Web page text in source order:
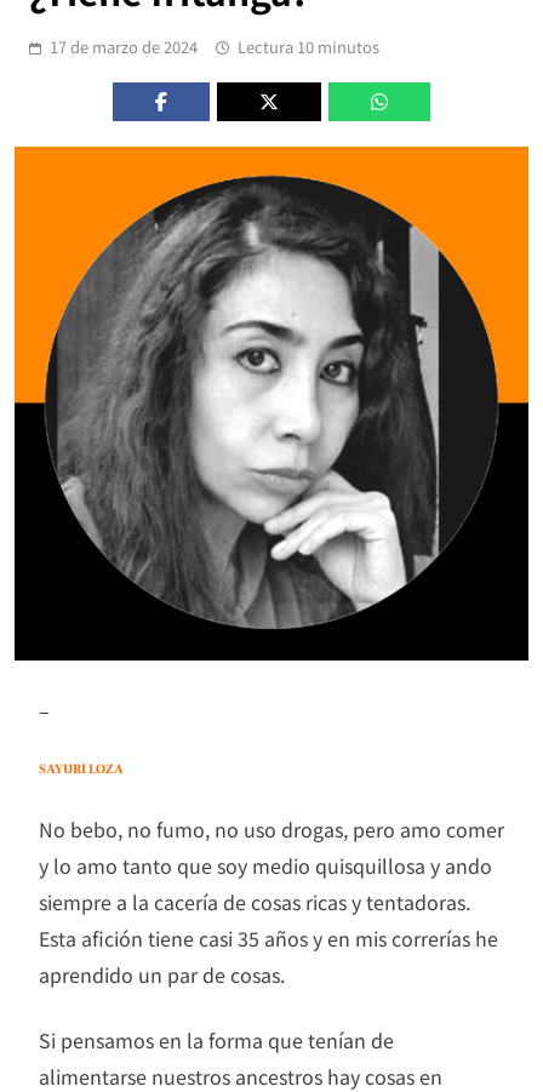
17 de marzo de 2024 Lectura 10 minutos
–
SAYURI LOZA
No bebo, no fumo, no uso drogas, pero amo comer
y lo amo tanto que soy medio quisquillosa y ando
siempre a la cacería de cosas ricas y tentadoras.
Esta afición tiene casi 35 años y en mis correrías he
aprendido un par de cosas.
Si pensamos en la forma que tenían de
alimentarse nuestros ancestros hay cosas en